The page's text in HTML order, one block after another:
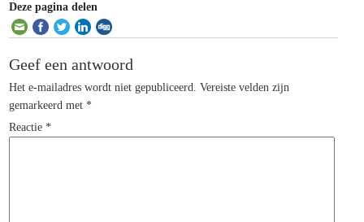
Deze pagina delen
Geef een antwoord
Het e-mailadres wordt niet gepubliceerd. Vereiste velden zijn
gemarkeerd met*
Reactie*